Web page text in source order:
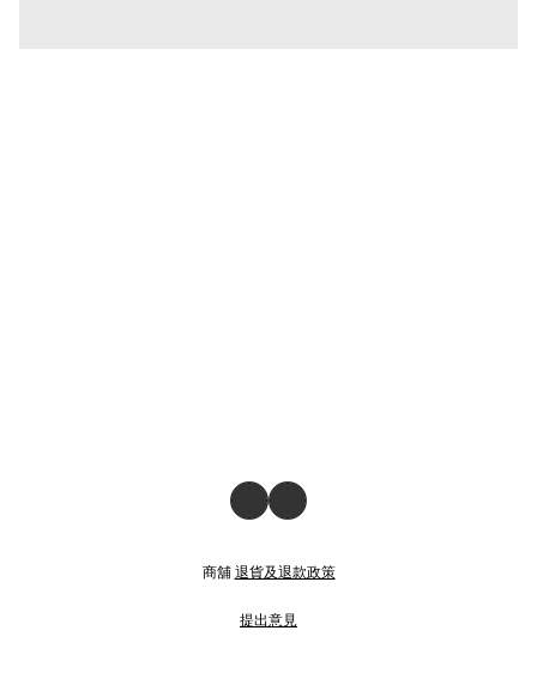
商舖 退貨及退款政策
提出意見